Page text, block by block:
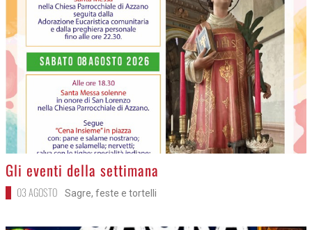
>
Gli eventi della settimana
03 AGOSTO Sagre, feste e tortelli